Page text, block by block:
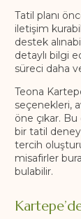
Tatil planı
iletişim
destek
detaylı bilgi
süreci daha
Teona
seçenekleri,
öne çıkar.
bir tatil
tercih
misafirler
bulabilir.